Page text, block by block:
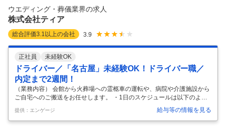
の固定、扶養内勤務など ご希望の働き方があれば遠慮なくご相談くださ
い！ [給 …
ウエディング・葬儀業界の求人
株式会社ティア
総合評価3.1 以上の会社 3.9
正社員 未経験OK
ドライバー／「名古屋」未経験OK！ドライバー職／
内定まで2週間！
（業務内容） 会館から火葬場への霊柩車の運転や、病院や介護施設から
ご自宅へのご搬送をお任せします。 ・1日のスケジュールは以下のよう
な感じです。 ▼ 出勤。車両の整備、点検など。 ▼ 1回目の霊柩車の運
転 ▼ 2回目の霊柩車の運転 ▼ 寝台車で病院へお迎え ▼ 退社 ・一日の移
動距離は50ｋ～80ｋになる場合もあります。 ・一日に走る本数の目安
提供：エンゲージ 給与等の情報を見る